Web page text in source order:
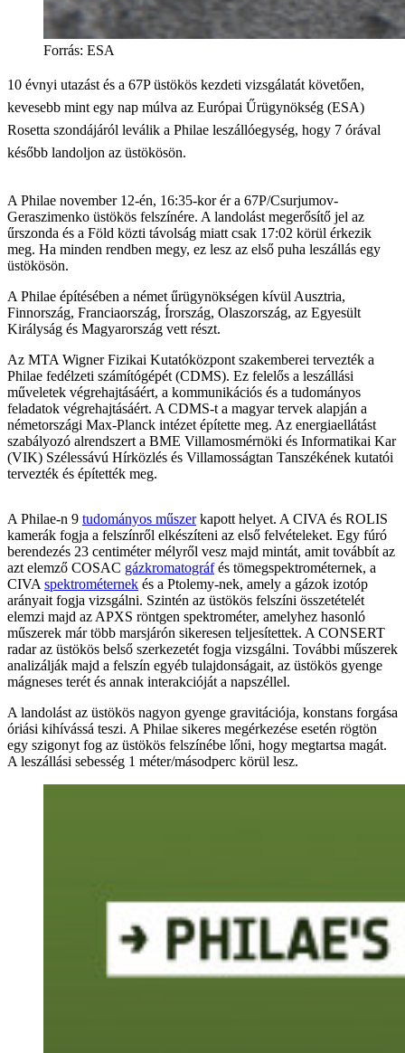
Forrás: ESA
10 évnyi utazást és a 67P üstökös kezdeti vizsgálatát követően,
kevesebb mint egy nap múlva az Európai Űrügynökség (ESA)
Rosetta szondájáról leválik a Philae leszállóegység, hogy 7 órával
később landoljon az üstökösön.
A Philae november 12-én, 16:35-kor ér a 67P/Csurjumov-
Geraszimenko üstökös felszínére. A landolást megerősítő jel az
űrszonda és a Föld közti távolság miatt csak 17:02 körül érkezik
meg. Ha minden rendben megy, ez lesz az első puha leszállás egy
üstökösön.
A Philae építésében a német űrügynökségen kívül Ausztria,
Finnország, Franciaország, Írország, Olaszország, az Egyesült
Királyság és Magyarország vett részt.
Az MTA Wigner Fizikai Kutatóközpont szakemberei tervezték a
Philae fedélzeti számítógépét (CDMS). Ez felelős a leszállási
műveletek végrehajtásáért, a kommunikációs és a tudományos
feladatok végrehajtásáért. A CDMS-t a magyar tervek alapján a
németországi Max-Planck intézet építette meg. Az energiaellátást
szabályozó alrendszert a BME Villamosmérnöki és Informatikai Kar
(VIK) Szélessávú Hírközlés és Villamosságtan Tanszékének kutatói
tervezték és építették meg.
A Philae-n 9 tudományos műszerkapott helyet. A CIVA és ROLIS
kamerák fogja a felszínről elkészíteni az első felvételeket. Egy fúró
berendezés 23 centiméter mélyről vesz majd mintát, amit továbbít az
azt elemző COSAC gázkromatográfés tömegspektrométernek, a
CIVA spektrométernek és a Ptolemy-nek, amely a gázok izotóp
arányait fogja vizsgálni. Szintén az üstökös felszíni összetételét
elemzi majd az APXS röntgen spektrométer, amelyhez hasonló
műszerek már több marsjárón sikeresen teljesítettek. A CONSERT
radar az üstökös belső szerkezetét fogja vizsgálni. További műszerek
analizálják majd a felszín egyéb tulajdonságait, az üstökös gyenge
mágneses terét és annak interakcióját a napszéllel.
A landolást az üstökös nagyon gyenge gravitációja, konstans forgása
óriási kihívássá teszi. A Philae sikeres megérkezése esetén rögtön
egy szigonyt fog az üstökös felszínébe lőni, hogy megtartsa magát.
A leszállási sebesség 1 méter/másodperc körül lesz.